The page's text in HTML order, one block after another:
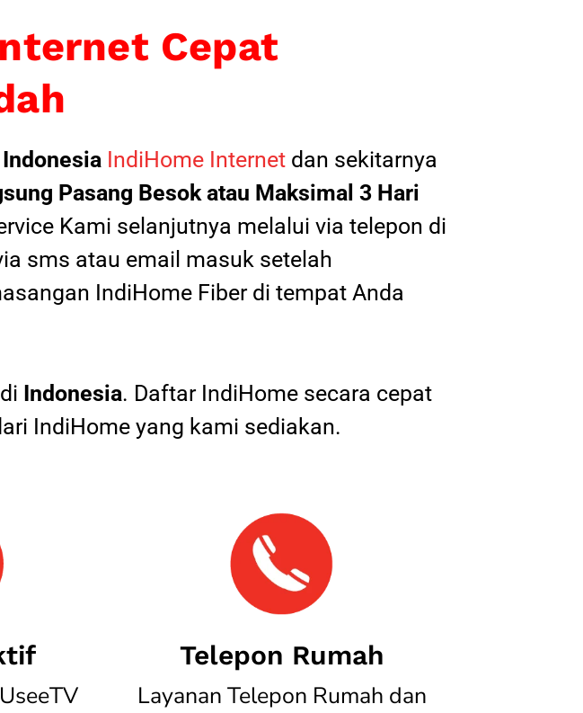
Cepat
IndiHome Internet dan sekitarnya
Pasang Besok atau Maksimal 3 Hari
Kami selanjutnya melalui via telepon di
sms atau email masuk setelah
IndiHome Fiber di tempat Anda
Indonesia. Daftar IndiHome secara cepat
IndiHome yang kami sediakan.
Telepon Rumah
Layanan Telepon Rumah dan